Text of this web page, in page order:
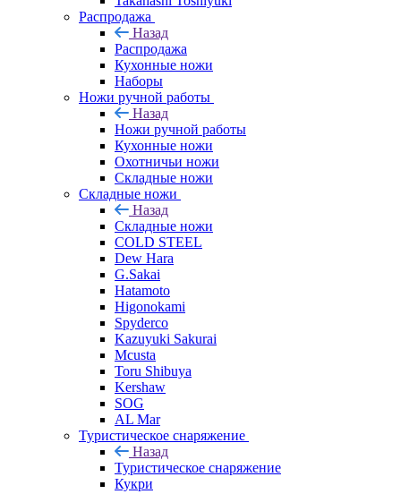
Распродажа
Назад
Распродажа
Кухонные ножи
Наборы
Ножи ручной работы
Назад
Ножи ручной работы
Кухонные ножи
Охотничьи ножи
Складные ножи
Складные ножи
Назад
Складные ножи
COLD STEEL
Dew Hara
G.Sakai
Hatamoto
Higonokami
Spyderco
Kazuyuki Sakurai
Mcusta
Toru Shibuya
Kershaw
SOG
AL Mar
Туристическое снаряжение
Назад
Туристическое снаряжение
Кукри